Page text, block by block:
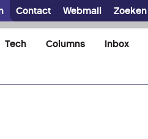
Contact Webmail Zoeken
Tech Columns Inbox